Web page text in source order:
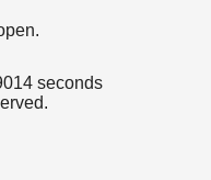
seconds